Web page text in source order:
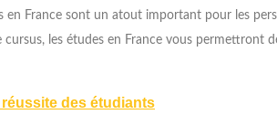
en France sont un atout important pour les
les études en France vous permettront
des étudiants